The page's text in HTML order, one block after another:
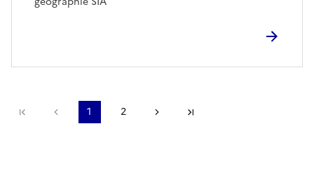
Première pagepage précédente
1 2 Page suivante